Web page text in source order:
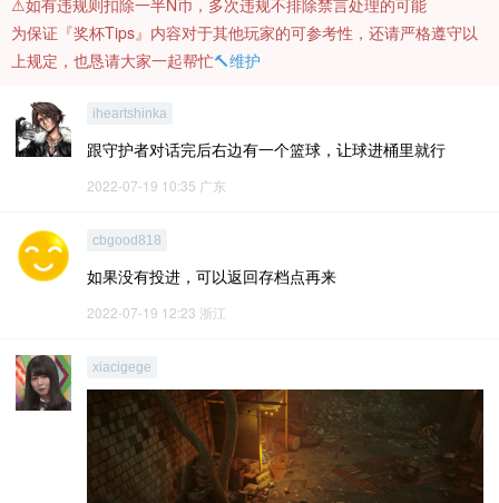
⚠️如有违规则扣除一半N币，多次违规不排除禁言处理的可能
为保证『奖杯Tips』内容对于其他玩家的可参考性，还请严格遵守以
上规定，也恳请大家一起帮忙🔨维护
iheartshinka
跟守护者对话完后右边有一个篮球，让球进桶里就行
2022-07-19 10:35 广东
cbgood818
如果没有投进，可以返回存档点再来
2022-07-19 12:23 浙江
xiacigege